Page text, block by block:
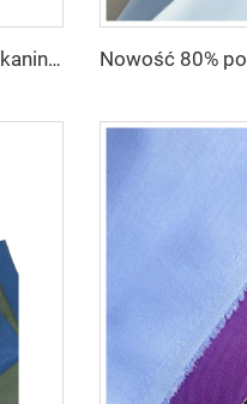
tkanina 100T Woven Plain mikrofibrowa Tkanina Poliestrowa Toyobo Tkanina Arabska Thobe